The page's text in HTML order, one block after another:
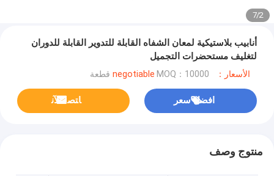
2
/
7
أنابيب بلاستيكية لمعان الشفاه القابلة للتدوير القابلة للدوران
لتغليف مستحضرات التجميل
الأسعار：negotiable MOQ：10000 قطعة
افضل سعر ﺎﺘﺼﻟ ﺍﻶﻧ
منتوج وصف